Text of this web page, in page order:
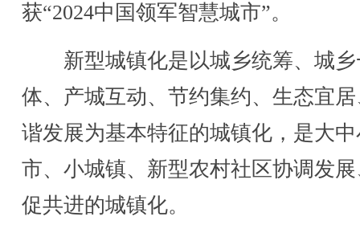
获“2024中国领军智慧城市”。
新型城镇化是以城乡统筹、城乡
体、产城互动、节约集约、生态宜
谐发展为基本特征的城镇化，是大
市、小城镇、新型农村社区协调发
促共进的城镇化。